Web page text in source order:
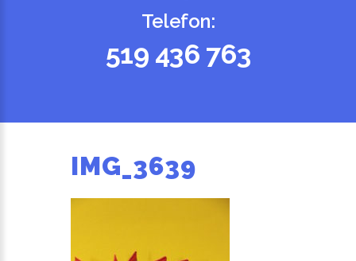
Telefon:
519 436 763
IMG_3639